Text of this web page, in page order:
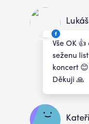
Lukáš
Vše OK
seženu
koncert
Děkuji 🙏